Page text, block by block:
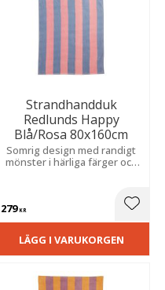
i favoriter
Strandhandduk
Redlunds Happy
Blå/Rosa 80x160cm
Somrig design med randigt
mönster i härliga färger och
279KR
LÄGG I VARUKORGEN